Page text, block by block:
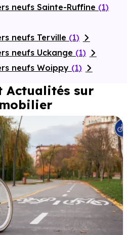
neufs Sainte-Ruffine (1)
neufs Terville (1)
neufs Uckange (1)
neufs Woippy (1)
Actualités sur